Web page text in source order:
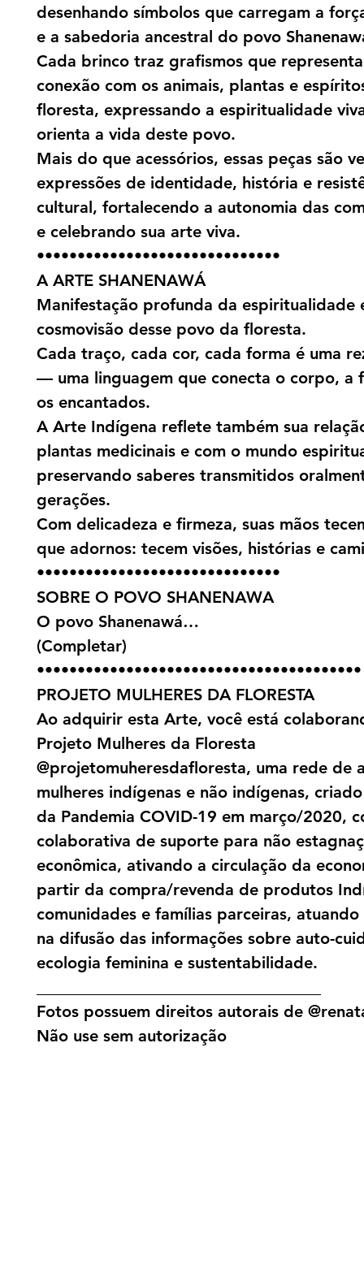
desenhando símbolos que carregam a
e a sabedoria ancestral do povo
Cada brinco traz grafismos que
conexão com os animais, plantas e
floresta, expressando a espiritualidade
orienta a vida deste povo.
Mais do que acessórios, essas peças são
expressões de identidade, história e
cultural, fortalecendo a autonomia das
e celebrando sua arte viva.
••••••••••••••••••••••••••••••
A ARTE SHANENAWÁ
Manifestação profunda da espiritualidade
cosmovisão desse povo da floresta.
Cada traço, cada cor, cada forma é uma
— uma linguagem que conecta o corpo, a
os encantados.
A Arte Indígena reflete também sua
plantas medicinais e com o mundo
preservando saberes transmitidos
gerações.
Com delicadeza e firmeza, suas mãos
que adornos: tecem visões, histórias e
••••••••••••••••••••••••••••••
SOBRE O POVO SHANENAWA
O povo Shanenawá…
(Completar)
••••••••••••••••••••••••••••••••••••••••
PROJETO MULHERES DA FLORESTA
Ao adquirir esta Arte, você está
Projeto Mulheres da Floresta
@projetomuheresdafloresta, uma rede de
mulheres indígenas e não indígenas,
da Pandemia COVID-19 em março/2020,
colaborativa de suporte para não
econômica, ativando a circulação da
partir da compra/revenda de produtos
comunidades e famílias parceiras,
na difusão das informações sobre auto-
ecologia feminina e sustentabilidade.
Fotos possuem direitos autorais de
Não use sem autorização